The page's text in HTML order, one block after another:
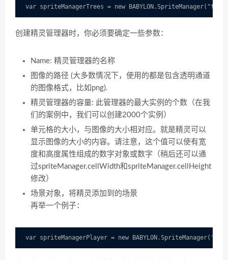
创建精灵管理器时，你必须要确定一些参数：
Name: 精灵管理器的名称
图像的路径 (大多数情况下，使用的都是包含透明通道
的图像格式，比如png).
精灵管理器的容量: 此管理器的最大实例的个数（在我
们的案例中，我们可以创建2000个实例）
单元格的大小，与图像的大小相对应。就是精灵可以
显示图像的大小的内容。请注意，这个值可以使有宽
度和高度属性组成的数字对象或数字（稍后还可以通
过spriteManager.cellWidth和spriteManager.cellHeight
修改）
场景对象，将精灵添加到的场景
再举一个例子：